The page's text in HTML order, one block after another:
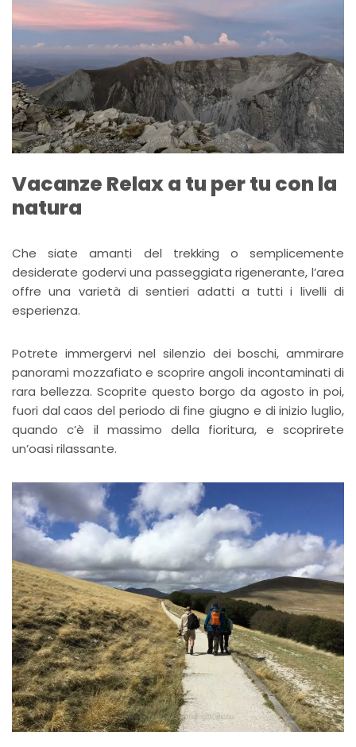
Vacanze Relax a tu per tu con la
natura
Che siate amanti del trekking o semplicemente
desiderate godervi una passeggiata rigenerante, l’area
offre una varietà di sentieri adatti a tutti i livelli di
esperienza.
Potrete immergervi nel silenzio dei boschi, ammirare
panorami mozzafiato e scoprire angoli incontaminati di
rara bellezza. Scoprite questo borgo da agosto in poi,
fuori dal caos del periodo di fine giugno e di inizio luglio,
quando c’è il massimo della fioritura, e scoprirete
un’oasi rilassante.